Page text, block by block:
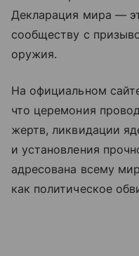
Декларация мира —
сообществу с
оружия.
На официальном
что церемония
жертв, ликвидации
и установления
адресована всему
как политическое